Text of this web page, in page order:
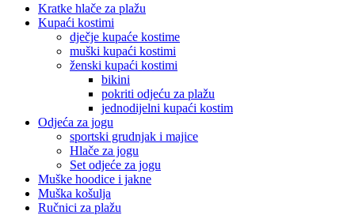
Kratke hlače za plažu
Kupaći kostimi
dječje kupaće kostime
muški kupaći kostimi
ženski kupaći kostimi
bikini
pokriti odjeću za plažu
jednodijelni kupaći kostim
Odjeća za jogu
sportski grudnjak i majice
Hlače za jogu
Set odjeće za jogu
Muške hoodice i jakne
Muška košulja
Ručnici za plažu